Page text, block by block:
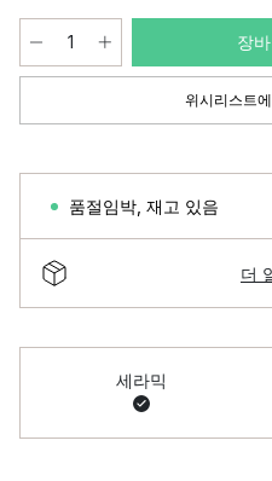
장
위시리스트
품절임박 재고 있음
더
세라믹